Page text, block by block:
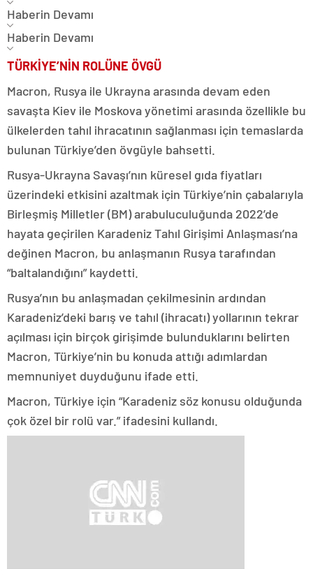
Haberin Devamı
Haberin Devamı
TÜRKİYE’NİN ROLÜNE ÖVGÜ
Macron, Rusya ile Ukrayna arasında devam eden
savaşta Kiev ile Moskova yönetimi arasında özellikle bu
ülkelerden tahıl ihracatının sağlanması için temaslarda
bulunan Türkiye’den övgüyle bahsetti.
Rusya-Ukrayna Savaşı’nın küresel gıda fiyatları
üzerindeki etkisini azaltmak için Türkiye’nin çabalarıyla
Birleşmiş Milletler (BM) arabuluculuğunda 2022’de
hayata geçirilen Karadeniz Tahıl Girişimi Anlaşması’na
değinen Macron, bu anlaşmanın Rusya tarafından
“baltalandığını” kaydetti.
Rusya’nın bu anlaşmadan çekilmesinin ardından
Karadeniz’deki barış ve tahıl (ihracatı) yollarının tekrar
açılması için birçok girişimde bulunduklarını belirten
Macron, Türkiye’nin bu konuda attığı adımlardan
memnuniyet duyduğunu ifade etti.
Macron, Türkiye için “Karadeniz söz konusu olduğunda
çok özel bir rolü var.” ifadesini kullandı.